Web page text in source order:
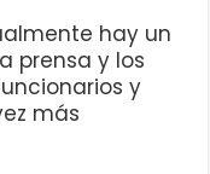
hay un
prensa y los
y
más